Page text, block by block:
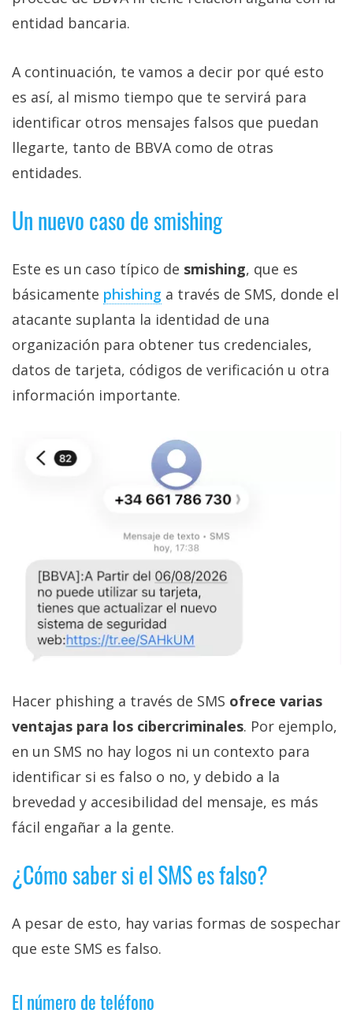
entidad bancaria.
A continuación, te vamos a decir por qué esto
es así, al mismo tiempo que te servirá para
identificar otros mensajes falsos que puedan
llegarte, tanto de BBVA como de otras
entidades.
Un nuevo caso de smishing
Este es un caso típico de smishing, que es
básicamente phishing‎ a través de SMS, donde el
atacante suplanta la identidad de una
organización para obtener tus credenciales,
datos de tarjeta, códigos de verificación u otra
información importante.
Hacer phishing a través de SMS ofrece varias
ventajas para los cibercriminales. Por ejemplo,
en un SMS no hay logos ni un contexto para
identificar si es falso o no, y debido a la
brevedad y accesibilidad del mensaje, es más
fácil engañar a la gente.
¿Cómo saber si el SMS es falso?
A pesar de esto, hay varias formas de sospechar
que este SMS es falso.
El número de teléfono